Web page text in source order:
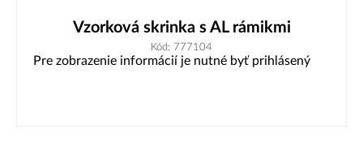
Vzorková skrinka s AL rámikmi
Kód: 777104
Pre zobrazenie informácií je nutné byť prihlásený